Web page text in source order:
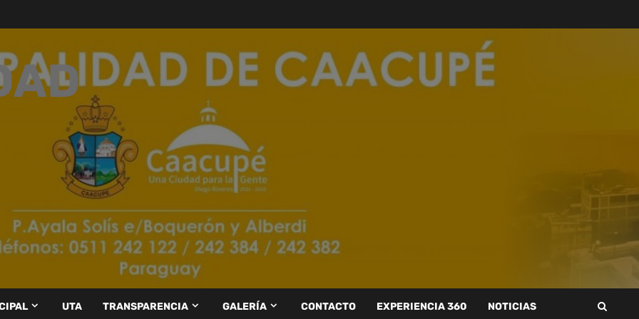
UTA TRANSPARENCIA GALERÍA CONTACTO EXPERIENCIA 360 NOTICIAS